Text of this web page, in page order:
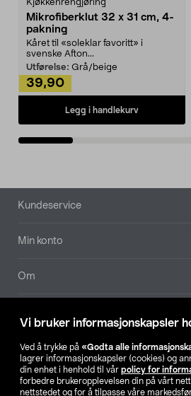
Vi bruker informasjonskapsler
Ved å trykke på «Godta alle
lagrer informasjonskapsler (cookies) og
din enhet i henhold til vår policy for
forbedre brukeropplevelsen din på vårt
nettstedet og for å tilpasse våre
Kjøkkenrengjøring
Mikrofiberklut 32 x 31 cm, 4-
pakning
Kåret til «soleklar favoritt» i
svenske Afton...
Utførelse: Grå/beige
39,90
Legg i handlekurv
Bunntekst
Kundeservice
Min konto
Om
Våre selskaper
Finn din